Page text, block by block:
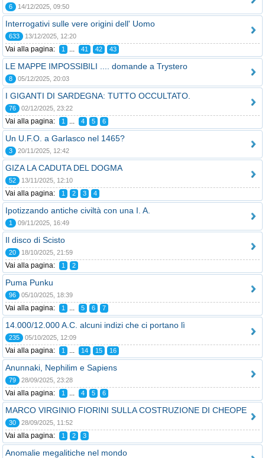
6 14/12/2025, 09:50
Interrogativi sulle vere origini dell' Uomo
633 13/12/2025, 12:20
Vai alla pagina: 1 ... 41 42 43
LE MAPPE IMPOSSIBILI .... domande a Trystero
8 05/12/2025, 20:03
I GIGANTI DI SARDEGNA: TUTTO OCCULTATO.
76 02/12/2025, 23:22
Vai alla pagina: 1 ... 4 5 6
Un U.F.O. a Garlasco nel 1465?
3 20/11/2025, 12:42
GIZA LA CADUTA DEL DOGMA
52 13/11/2025, 12:10
Vai alla pagina: 1 2 3 4
Ipotizzando antiche civiltà con una I. A.
1 09/11/2025, 16:49
Il disco di Scisto
20 18/10/2025, 21:59
Vai alla pagina: 1 2
Puma Punku
96 05/10/2025, 18:39
Vai alla pagina: 1 ... 5 6 7
14.000/12.000 A.C. alcuni indizi che ci portano lì
235 05/10/2025, 12:09
Vai alla pagina: 1 ... 14 15 16
Anunnaki, Nephilim e Sapiens
79 28/09/2025, 23:28
Vai alla pagina: 1 ... 4 5 6
MARCO VIRGINIO FIORINI SULLA COSTRUZIONE DI CHEOPE
30 28/09/2025, 11:52
Vai alla pagina: 1 2 3
Anomalie megalitiche nel mondo